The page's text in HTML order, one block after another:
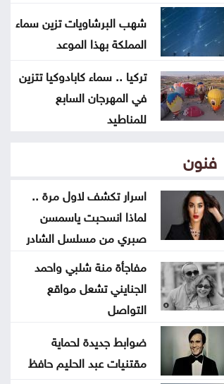
إطلاق برنامج الدكتوراه في التمريض
بجامعة التكنولوجيا
تأسيس رابطة أندية المحترفين لكرة
القدم
أردنية .. تقرير رسمي يكشف أخطر أبواب
شهب البرشاويات تزين سماء
المملكة بهذا الموعد
تركيا .. سماء كابادوكيا تتزين
في المهرجان السابع
للمناطيد
فنون
اسرار تكشف لاول مرة ..
لماذا انسحبت ياسمسن
صبري من مسلسل الشادر
مفاجأة منة شلبي واحمد
الجنايني تشعل مواقع
التواصل
ضوابط جديدة لحماية
مقتنيات عبد الحليم حافظ